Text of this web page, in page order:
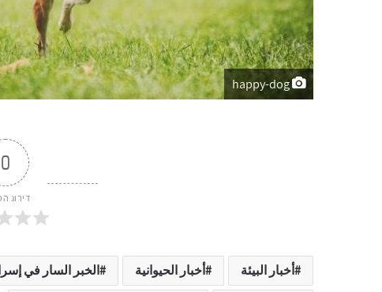
happy-dog
0
דירוג
أخبار البيئة أخبار الحيوانية الخبر السار في